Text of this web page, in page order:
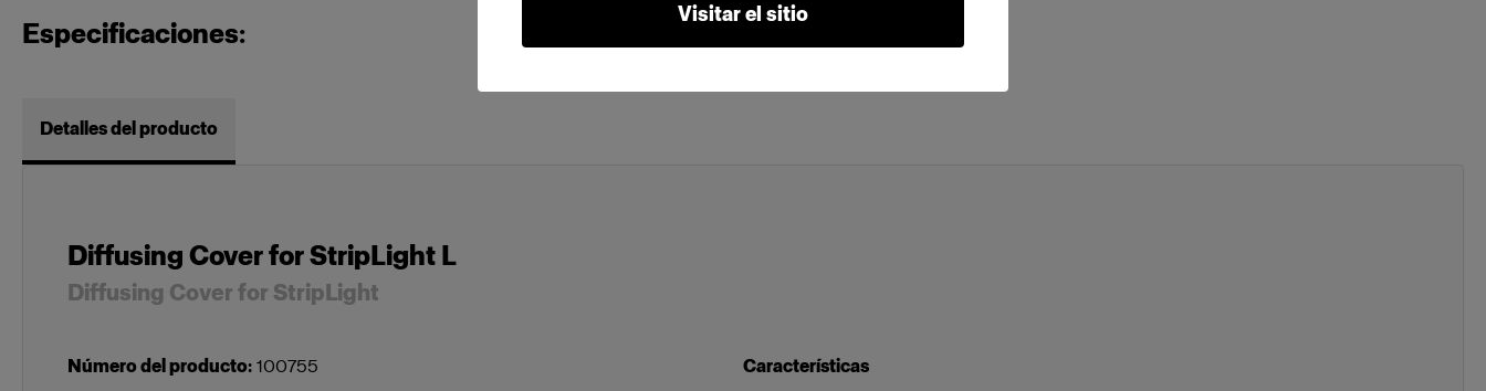
Visitar el sitio
Especificaciones:
Detalles del producto
Diffusing Cover for StripLight L
Diffusing Cover for StripLight
Número del producto: 100755 Características